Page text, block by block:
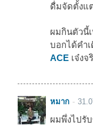
ดื่มจัดตั้งแ
ผมกินตัวนี้
บอกได้คำ
ACE เจ๋งจ
หมาก
ผมพึ่งไปรั